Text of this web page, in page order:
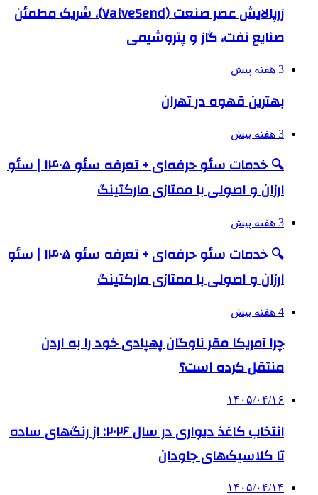
زرپالایش عصر صنعت (ValveSend)، شریک مطمئن
صنایع نفت، گاز و پتروشیمی
3 هفته پیش
بهترین قهوه در تهران
3 هفته پیش
🔍 خدمات سئو حرفه‌ای + تعرفه سئو ۱۴۰۵ | سئو
ارزان و اصولی با ممتازی مارکتینگ
3 هفته پیش
🔍 خدمات سئو حرفه‌ای + تعرفه سئو ۱۴۰۵ | سئو
ارزان و اصولی با ممتازی مارکتینگ
4 هفته پیش
چرا آمریکا مقر ناوگان پهپادی خود را به اردن
منتقل کرده است؟
۱۴۰۵/۰۴/۱۶
انتخاب کاغذ دیواری در سال ۲۰۲۶: از رنگ‌های ساده
تا کلاسیک‌های جاودان
۱۴۰۵/۰۴/۱۴